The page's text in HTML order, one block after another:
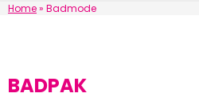
Home» Badmode
BADPAK